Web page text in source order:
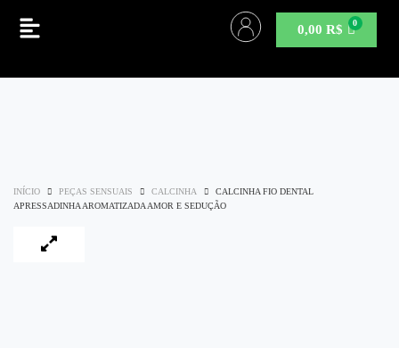
0,00R$
INÍCIO PEÇAS SENSUAIS CALCINHA
CALCINHA FIO DENTAL
APRESSADINHA AROMATIZADA AMOR E SEDUÇÃO